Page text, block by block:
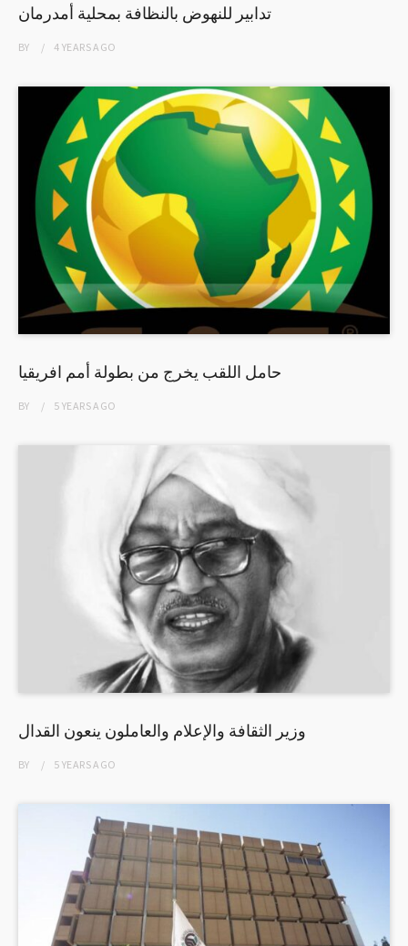
تدابير للنهوض بالنظافة بمحلية أمدرمان
BY 4 YEARSAGO
حامل اللقب يخرج من بطولة أمم افريقيا
BY 5 YEARSAGO
وزير الثقافة والإعلام والعاملون ينعون القدال
BY 5 YEARSAGO